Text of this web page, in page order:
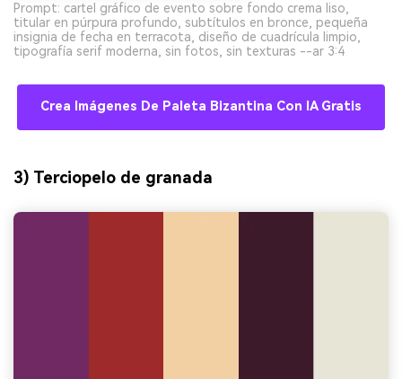
Prompt: cartel gráfico de evento sobre fondo crema liso,
titular en púrpura profundo, subtítulos en bronce, pequeña
insignia de fecha en terracota, diseño de cuadrícula limpio,
tipografía serif moderna, sin fotos, sin texturas --ar 3:4
Crea Imágenes De Paleta Bizantina Con IA Gratis
3) Terciopelo de granada